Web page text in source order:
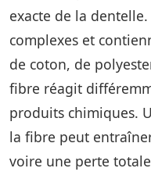
exacte de la
complexes et
de coton, de
fibre réagit
produits chimiques.
la fibre peut
voire une perte